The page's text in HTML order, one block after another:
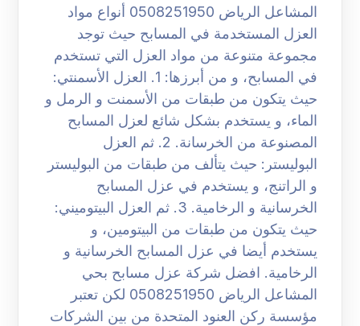
المشاعل الرياض 0508251950 أنواع مواد
العزل المستخدمة في المسابح حيث توجد
مجموعة متنوعة من مواد العزل التي تستخدم
في المسابح، و من أبرزها: 1. العزل الأسمنتي:
حيث يتكون من طبقات من الأسمنت و الرمل و
الماء، و يستخدم بشكل شائع لعزل المسابح
المصنوعة من الخرسانة. 2. ثم العزل
البوليستر: حيث يتألف من طبقات من البوليستر
و الراتنج، و يستخدم في عزل المسابح
الخرسانية و الرخامية. 3. ثم العزل البيتوميني:
حيث يتكون من طبقات من البيتومين، و
يستخدم أيضا في عزل المسابح الخرسانية و
الرخامية. افضل شركة عزل مسابح بحي
المشاعل الرياض 0508251950 لكن تعتبر
مؤسسة ركن العنود المتحدة من بين الشركات